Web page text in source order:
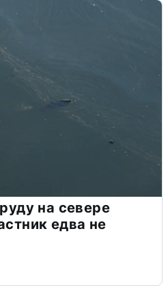
на севере
едва не